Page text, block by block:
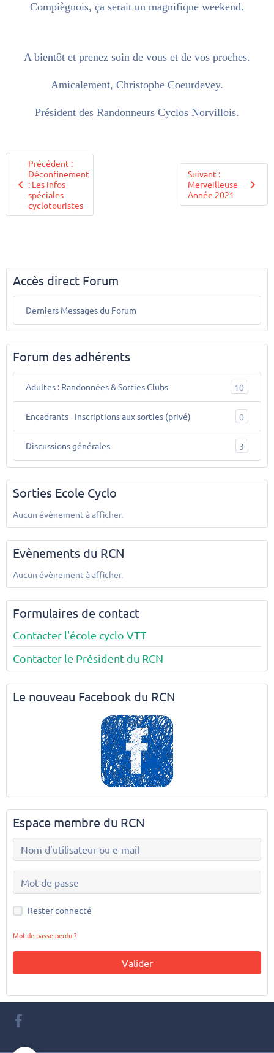
Compiègnois, ça serait un magnifique weekend.
A bientôt et prenez soin de vous et de vos proches.
Amicalement, Christophe Coeurdevey.
Président des Randonneurs Cyclos Norvillois.
Précédent :
Déconfinement
: Les infos
spéciales
cyclotouristes
Suivant :
Merveilleuse
Année 2021
Accès direct Forum
Derniers Messages du Forum
Forum des adhérents
Adultes : Randonnées & Sorties Clubs 10
Encadrants - Inscriptions aux sorties (privé) 0
Discussions générales 3
Sorties Ecole Cyclo
Aucun évènement à afficher.
Evènements du RCN
Aucun évènement à afficher.
Formulaires de contact
Contacter l'école cyclo VTT
Contacter le Président du RCN
Le nouveau Facebook du RCN
Espace membre du RCN
Rester connecté
Mot de passe perdu ?
Valider